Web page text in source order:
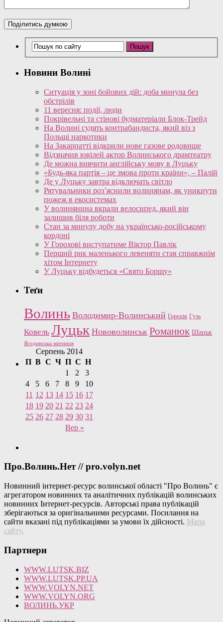
Новини Волині
Ситуація у зоні бойових дій: доба минула без
обстрілів
11 вересня: події, люди
Покрівельні та стінові будматеріали Блок-Трейд
На Волині судять контрабандиста, який віз з
Польщі наркотики
На Закарпатті відкрили нове газове родовище
Відзначив ювілей актор Волинського драмтеатру
Де можна вивчити англійську мову в Луцьку
«Будь-яка партія – це змова проти країни», – Палій
Де у Луцьку завтра відключать світло
Рятувальники роз’яснили волинянам, як уникнути
пожеж в екосистемах
У волинянина вкрали велосипед, який він
залишив біля роботи
Стан за минулу добу на українсько-російському
кордоні
У Горохові виступатиме Віктор Павлік
Перший рик маленького левеняти став справжнім
хітом Інтернету
У Луцьку відбудеться «Свято Борщу»
Теґи
Волинь Володимир-Волинський Горохів Гузь
Ковель Луцьк Нововолинськ Романюк Шацьк
Ягодинська митниця
Серпень 2014
П В С Ч П С Н
Вер »
1 2
3
4
5 6 7 8 9
10
11 12 13 14 15 16 17
18 19 20 21 22 23 24
25 26 27 28 29 30 31
Про.Волинь.Нет // pro.volyn.net
Новинний інтернет-ресурс волинської області "Про Волинь" є
агрегатором новинних та аналітичних публікацій волинських
новинних Інтернет-ресурсів. Авторські права публікацій
зберігаються за оригінальними ресурсами. Посилання на
сайти вказані під публікаціями за умови їх дійсності. Мапа
сайту.
Партнери
WWW.LUTSK.BIZ
WWW.LUTSK.PP.UA
WWW.VOLYN.NET
WWW.VOLYN.ORG
ВОЛИНЬ.УКР